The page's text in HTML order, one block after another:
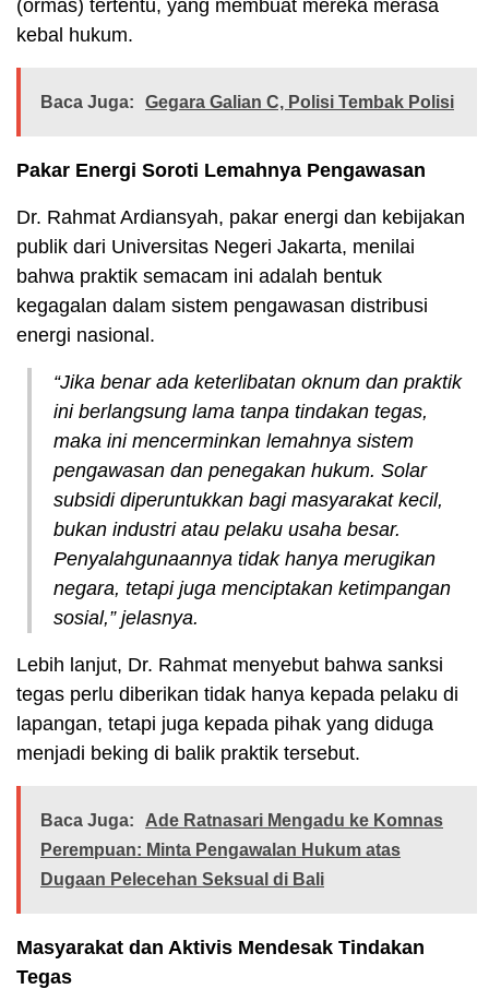
(ormas) tertentu, yang membuat mereka merasa
kebal hukum.
Baca Juga: Gegara Galian C, Polisi Tembak Polisi
Pakar Energi Soroti Lemahnya Pengawasan
Dr. Rahmat Ardiansyah, pakar energi dan kebijakan
publik dari Universitas Negeri Jakarta, menilai
bahwa praktik semacam ini adalah bentuk
kegagalan dalam sistem pengawasan distribusi
energi nasional.
“Jika benar ada keterlibatan oknum dan praktik
ini berlangsung lama tanpa tindakan tegas,
maka ini mencerminkan lemahnya sistem
pengawasan dan penegakan hukum. Solar
subsidi diperuntukkan bagi masyarakat kecil,
bukan industri atau pelaku usaha besar.
Penyalahgunaannya tidak hanya merugikan
negara, tetapi juga menciptakan ketimpangan
sosial,” jelasnya.
Lebih lanjut, Dr. Rahmat menyebut bahwa sanksi
tegas perlu diberikan tidak hanya kepada pelaku di
lapangan, tetapi juga kepada pihak yang diduga
menjadi beking di balik praktik tersebut.
Baca Juga:
Ade Ratnasari Mengadu ke Komnas
Perempuan: Minta Pengawalan Hukum atas
Dugaan Pelecehan Seksual di Bali
Masyarakat dan Aktivis Mendesak Tindakan
Tegas